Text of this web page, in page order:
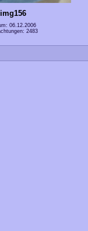
img156
06.12.2006
2483